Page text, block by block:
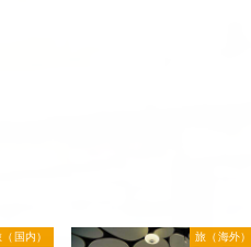
国内） 旅（海外）